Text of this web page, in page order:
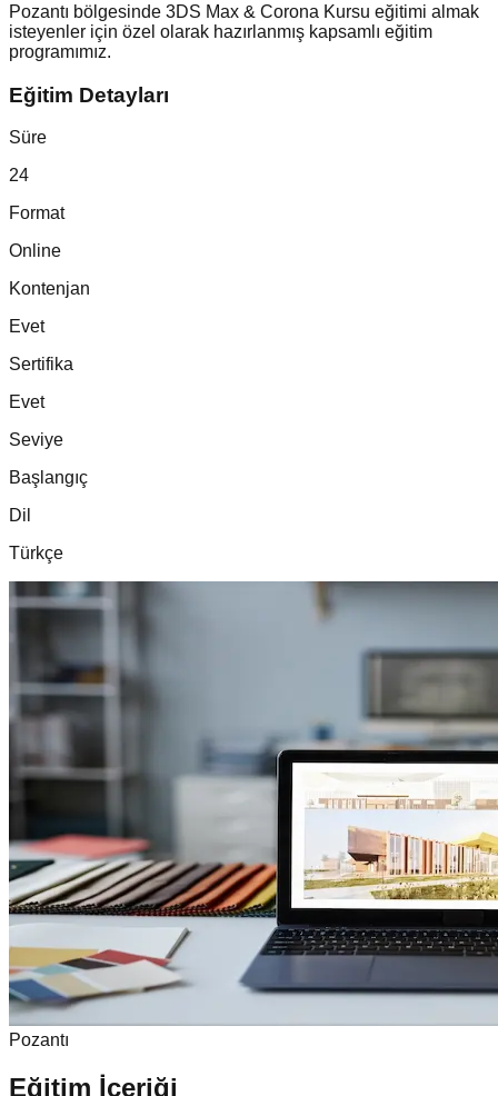
Pozantı bölgesinde 3DS Max & Corona Kursu eğitimi almak
isteyenler için özel olarak hazırlanmış kapsamlı eğitim
programımız.
Eğitim Detayları
Süre
24
Format
Online
Kontenjan
Evet
Sertifika
Evet
Seviye
Başlangıç
Dil
Türkçe
Pozantı
Eğitim İçeriği